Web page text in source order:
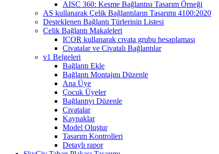
AISC 360: Kesme Bağlantısı Tasarım Örneği
AS kullanarak Çelik Bağlantıların Tasarımı 4100:2020
Desteklenen Bağlantı Türlerinin Listesi
Çelik Bağlantı Makaleleri
ICOR kullanarak cıvata grubu hesaplaması
Civatalar ve Civatalı Bağlantılar
v1 Belgeleri
Bağlantı Ekle
Bağlantı Montajını Düzenle
Ana Üye
Çocuk Üyeler
Bağlantıyı Düzenle
Cıvatalar
Kaynaklar
Model Oluştur
Tasarım Kontrolleri
Detaylı rapor